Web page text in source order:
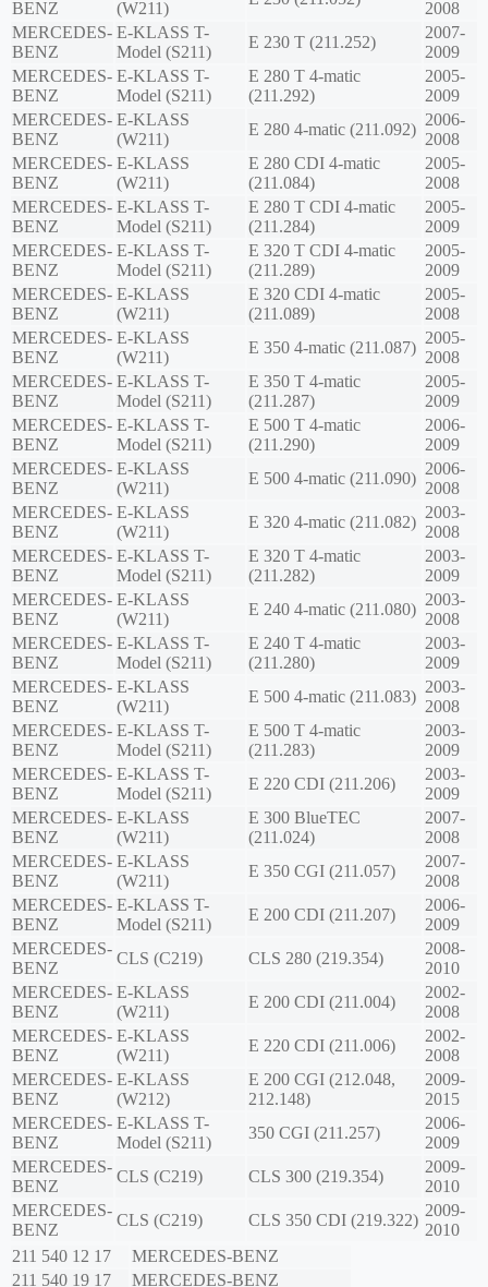
BENZ (W211)
2008
MERCEDES-
BENZ
E-KLASS T-
Model (S211)
E 230 T (211.252)
2007-
2009
MERCEDES-
BENZ
E-KLASS T-
Model (S211)
E 280 T 4-matic
(211.292)
2005-
2009
MERCEDES-
BENZ
E-KLASS
(W211)
E 280 4-matic (211.092)
2006-
2008
MERCEDES-
BENZ
E-KLASS
(W211)
E 280 CDI 4-matic
(211.084)
2005-
2008
MERCEDES-
BENZ
E-KLASS T-
Model (S211)
E 280 T CDI 4-matic
(211.284)
2005-
2009
MERCEDES-
BENZ
E-KLASS T-
Model (S211)
E 320 T CDI 4-matic
(211.289)
2005-
2009
MERCEDES-
BENZ
E-KLASS
(W211)
E 320 CDI 4-matic
(211.089)
2005-
2008
MERCEDES-
BENZ
E-KLASS
(W211)
E 350 4-matic (211.087)
2005-
2008
MERCEDES-
BENZ
E-KLASS T-
Model (S211)
E 350 T 4-matic
(211.287)
2005-
2009
MERCEDES-
BENZ
E-KLASS T-
Model (S211)
E 500 T 4-matic
(211.290)
2006-
2009
MERCEDES-
BENZ
E-KLASS
(W211)
E 500 4-matic (211.090)
2006-
2008
MERCEDES-
BENZ
E-KLASS
(W211)
E 320 4-matic (211.082)
2003-
2008
MERCEDES-
BENZ
E-KLASS T-
Model (S211)
E 320 T 4-matic
(211.282)
2003-
2009
MERCEDES-
BENZ
E-KLASS
(W211)
E 240 4-matic (211.080)
2003-
2008
MERCEDES-
BENZ
E-KLASS T-
Model (S211)
E 240 T 4-matic
(211.280)
2003-
2009
MERCEDES-
BENZ
E-KLASS
(W211)
E 500 4-matic (211.083)
2003-
2008
MERCEDES-
BENZ
E-KLASS T-
Model (S211)
E 500 T 4-matic
(211.283)
2003-
2009
MERCEDES-
BENZ
E-KLASS T-
Model (S211)
E 220 CDI (211.206)
2003-
2009
MERCEDES-
BENZ
E-KLASS
(W211)
E 300 BlueTEC
(211.024)
2007-
2008
MERCEDES-
BENZ
E-KLASS
(W211)
E 350 CGI (211.057)
2007-
2008
MERCEDES-
BENZ
E-KLASS T-
Model (S211)
E 200 CDI (211.207)
2006-
2009
MERCEDES-
BENZ
CLS (C219) CLS 280 (219.354)
2008-
2010
MERCEDES-
BENZ
E-KLASS
(W211)
E 200 CDI (211.004)
2002-
2008
MERCEDES-
BENZ
E-KLASS
(W211)
E 220 CDI (211.006)
2002-
2008
MERCEDES-
BENZ
E-KLASS
(W212)
E 200 CGI (212.048,
212.148)
2009-
2015
MERCEDES-
BENZ
E-KLASS T-
Model (S211)
350 CGI (211.257)
2006-
2009
MERCEDES-
BENZ
CLS (C219) CLS 300 (219.354)
2009-
2010
MERCEDES-
BENZ
CLS (C219) CLS 350 CDI (219.322)
2009-
2010
211 540 12 17
MERCEDES-BENZ
211 540 19 17
MERCEDES-BENZ